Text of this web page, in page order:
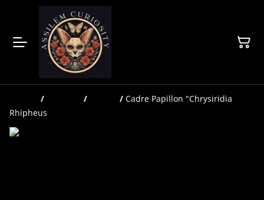
/ / / Cadre Papillon "Chrysiridia
Rhipheus